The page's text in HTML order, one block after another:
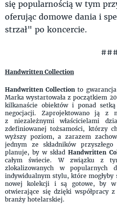
się popularnością w tym
oferując domowe dania i
strzał" po koncercie.
Handwritten Collection
Handwritten Collectionto gwarancja
Marka wystartowała z początkiem
kilkanaście obiektów i ponad
negocjacji. Zaprojektowano ją z
z niezależnymi właścicielami
zdefiniowanej tożsamości, którzy
wyższy poziom, a zarazem
jednym ze składników
planuje, by w składHandwritten
całym świecie. W związku z
zlokalizowanych w popularnych
indywidualnym stylu, które mogłyby
nowej kolekcji i są gotowe, by w
otwierające się dzięki współpracy
branży hotelarskiej.